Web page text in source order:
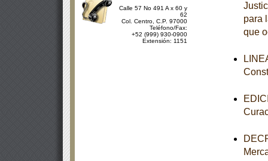
Calle 57 No 491 A x 60 y
62
Col. Centro, C.P. 97000
Teléfono/Fax:
+52 (999) 930-0900
Extensión: 1151
para
que